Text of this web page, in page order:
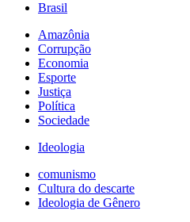
Brasil
Amazônia
Corrupção
Economia
Esporte
Justiça
Política
Sociedade
Ideologia
comunismo
Cultura do descarte
Ideologia de Gênero